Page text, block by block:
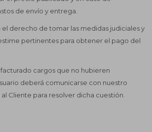
de envío y entrega.
el derecho de tomar las medidas judiciales y
pertinentes para obtener el pago del
cargos que no hubieren
deberá comunicarse con nuestro
Cliente para resolver dicha cuestión.